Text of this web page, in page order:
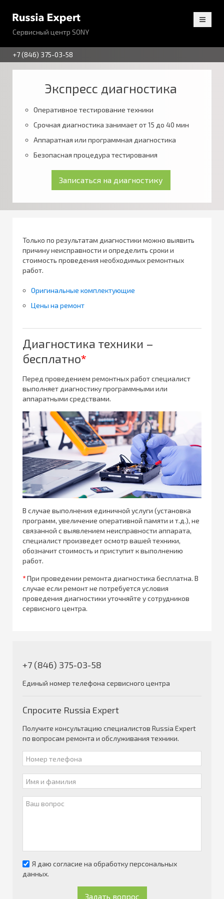
Сервисный центр SONY
+7 (846) 375-03-58
Экспресс диагностика
Оперативное тестирование техники
Срочная диагностика занимает от 15 до 40 мин
Аппаратная или программная диагностика
Безопасная процедура тестирования
Только по результатам диагностики можно выявить
причину неисправности и определить сроки и
стоимость проведения необходимых ремонтных
работ.
Оригинальные комплектующие
Цены на ремонт
Диагностика техники –
бесплатно*
Перед проведением ремонтных работ специалист
выполняет диагностику программными или
аппаратными средствами.
В случае выполнения единичной услуги (установка
программ, увеличение оперативной памяти и т.д.), не
связанной с выявлением неисправности аппарата,
специалист произведет осмотр вашей техники,
обозначит стоимость и приступит к выполнению
работ.
*При проведении ремонта диагностика бесплатна. В
случае если ремонт не потребуется условия
проведения диагностики уточняйте у сотрудников
сервисного центра.
+7 (846) 375-03-58
Единый номер телефона сервисного центра
Спросите Russia Expert
Получите консультацию специалистов Russia Expert
по вопросам ремонта и обслуживания техники.
Я даю согласие на обработку персональных
данных.
Задать вопрос